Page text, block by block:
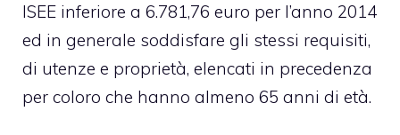
ISEE inferiore a 6.781,76 euro per l’anno 2014
ed in generale soddisfare gli stessi requisiti,
di utenze e proprietà, elencati in precedenza
per coloro che hanno almeno 65 anni di età.